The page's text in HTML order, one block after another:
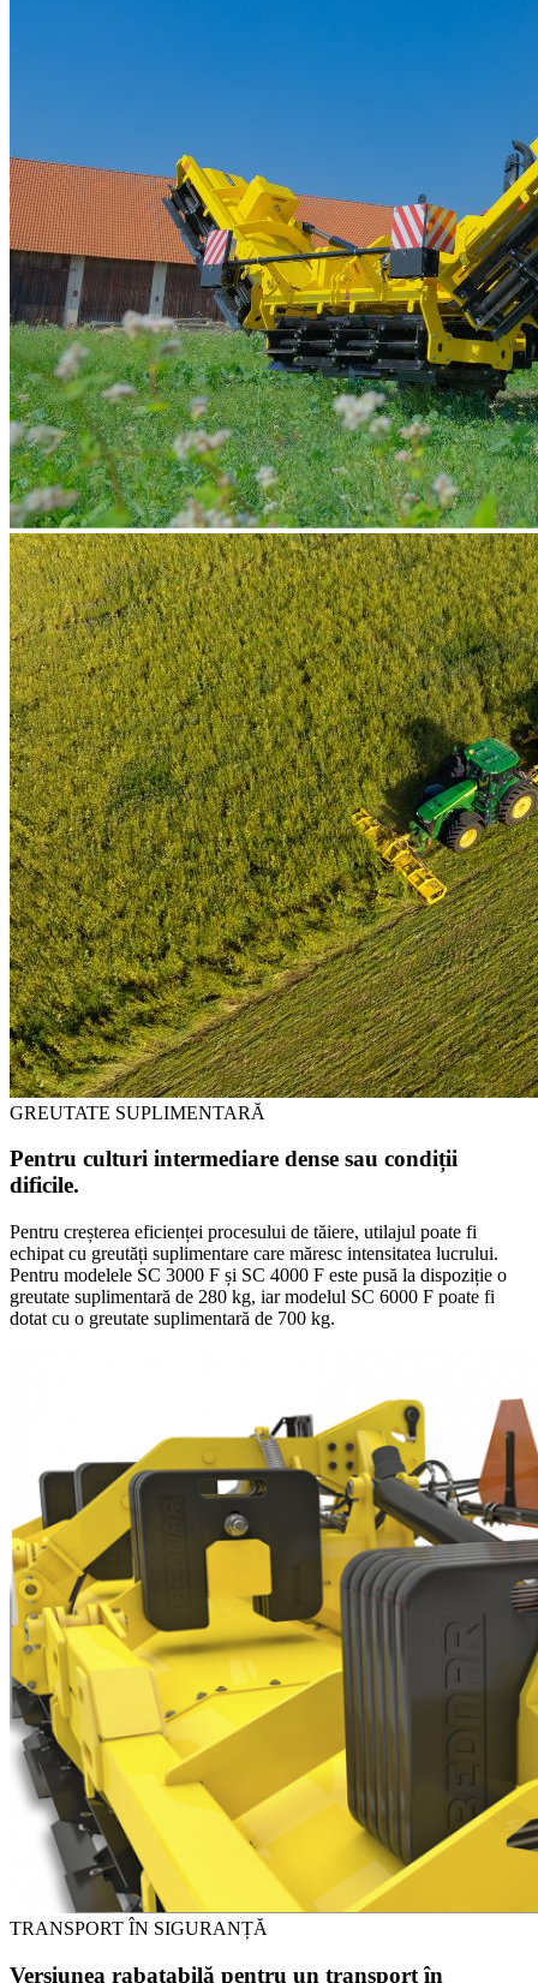
GREUTATE SUPLIMENTARĂ
Pentru culturi intermediare dense sau condiții
dificile.
Pentru creșterea eficienței procesului de tăiere, utilajul poate fi
echipat cu greutăți suplimentare care măresc intensitatea lucrului.
Pentru modelele SC 3000 F și SC 4000 F este pusă la dispoziție o
greutate suplimentară de 280 kg, iar modelul SC 6000 F poate fi
dotat cu o greutate suplimentară de 700 kg.
TRANSPORT ÎN SIGURANȚĂ
Versiunea rabatabilă pentru un transport în